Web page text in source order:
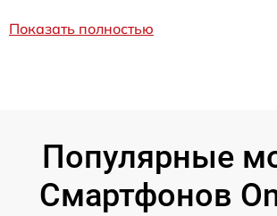
Показать полностью
Популярные
Смартфонов